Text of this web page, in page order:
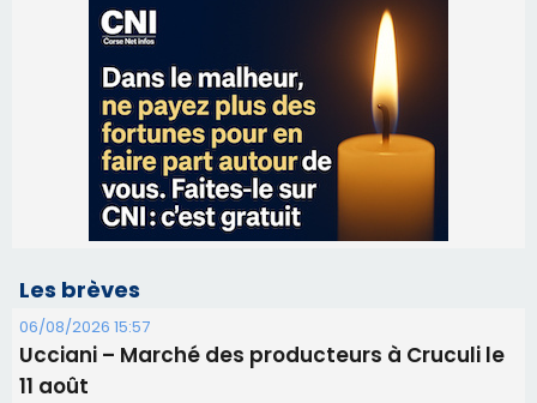
Les brèves
06/08/2026 15:57
Ucciani – Marché des producteurs à Cruculi le
11 août